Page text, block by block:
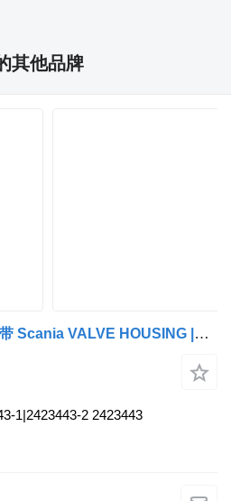
其他品牌
牵引车 Scania 的 正时皮带 Scania VALVE HOUSING |SCANIA VALVE HOUSING GENUINE|SCANIA VALVE HOUSING 2423443|2423443-1|2423443-2
1|2423443-2 2423443